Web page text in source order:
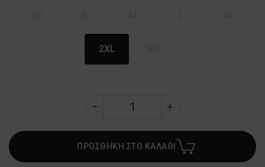
2XL
ΠΡΟΣΘΗΚΗ ΣΤΟ ΚΑΛΑΘΙ